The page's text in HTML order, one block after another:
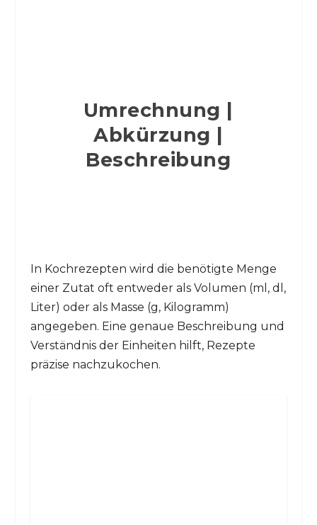
Umrechnung |
Abkürzung |
Beschreibung
In Kochrezepten wird die benötigte Menge
einer Zutat oft entweder als Volumen (ml, dl,
Liter) oder als Masse (g, Kilogramm)
angegeben. Eine genaue Beschreibung und
Verständnis der Einheiten hilft, Rezepte
präzise nachzukochen.